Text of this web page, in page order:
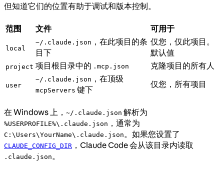
但知道它们的位置有助于调试和版本控制。
范围 文件 可用于
local
~/.claude.json ，在此项目的条
目下
仅您，仅此项目。
默认值
project 项目根目录中的 .mcp.json 克隆项目的所有人
user
~/.claude.json ，在顶级
mcpServers 键下
仅您，所有项目
在 Windows 上， ~/.claude.json 解析为
%USERPROFILE%\.claude.json ，通常为
C:\Users\YourName\.claude.json 。如果您设置了
CLAUDE_CONFIG_DIR ，Claude Code 会从该目录内读取
.claude.json 。